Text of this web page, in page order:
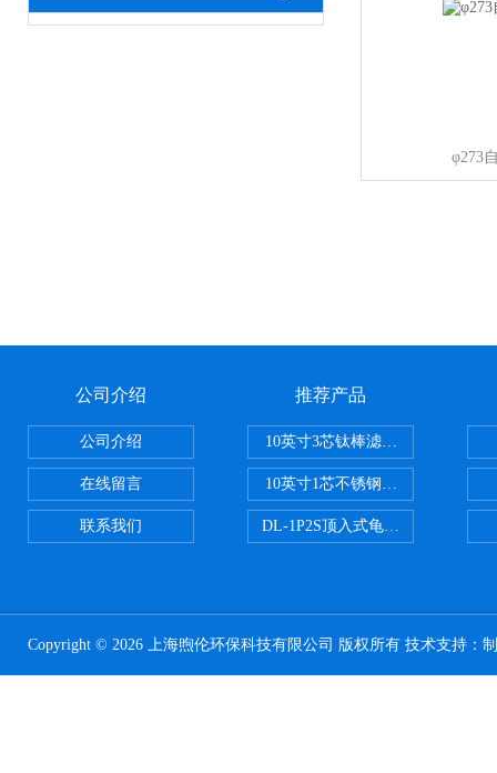
φ273
公司介绍
公司介绍
在线留言
联系我们
推荐产品
10英寸3芯钛棒滤芯过滤器
10英寸1芯不锈钢钛棒过滤器
DL-1P2S顶入式龟背过滤器
Copyright © 2026 上海煦伦环保科技有限公司 版权所有 技术支持：